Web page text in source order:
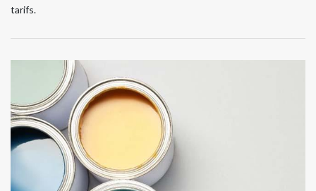
tarifs.